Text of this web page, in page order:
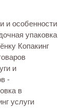
и особенности
упаковка
Копакинг
и
-
в
услуги